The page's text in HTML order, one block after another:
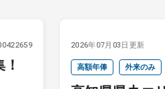
2026年07月03日更新
高額年俸 外来のみ